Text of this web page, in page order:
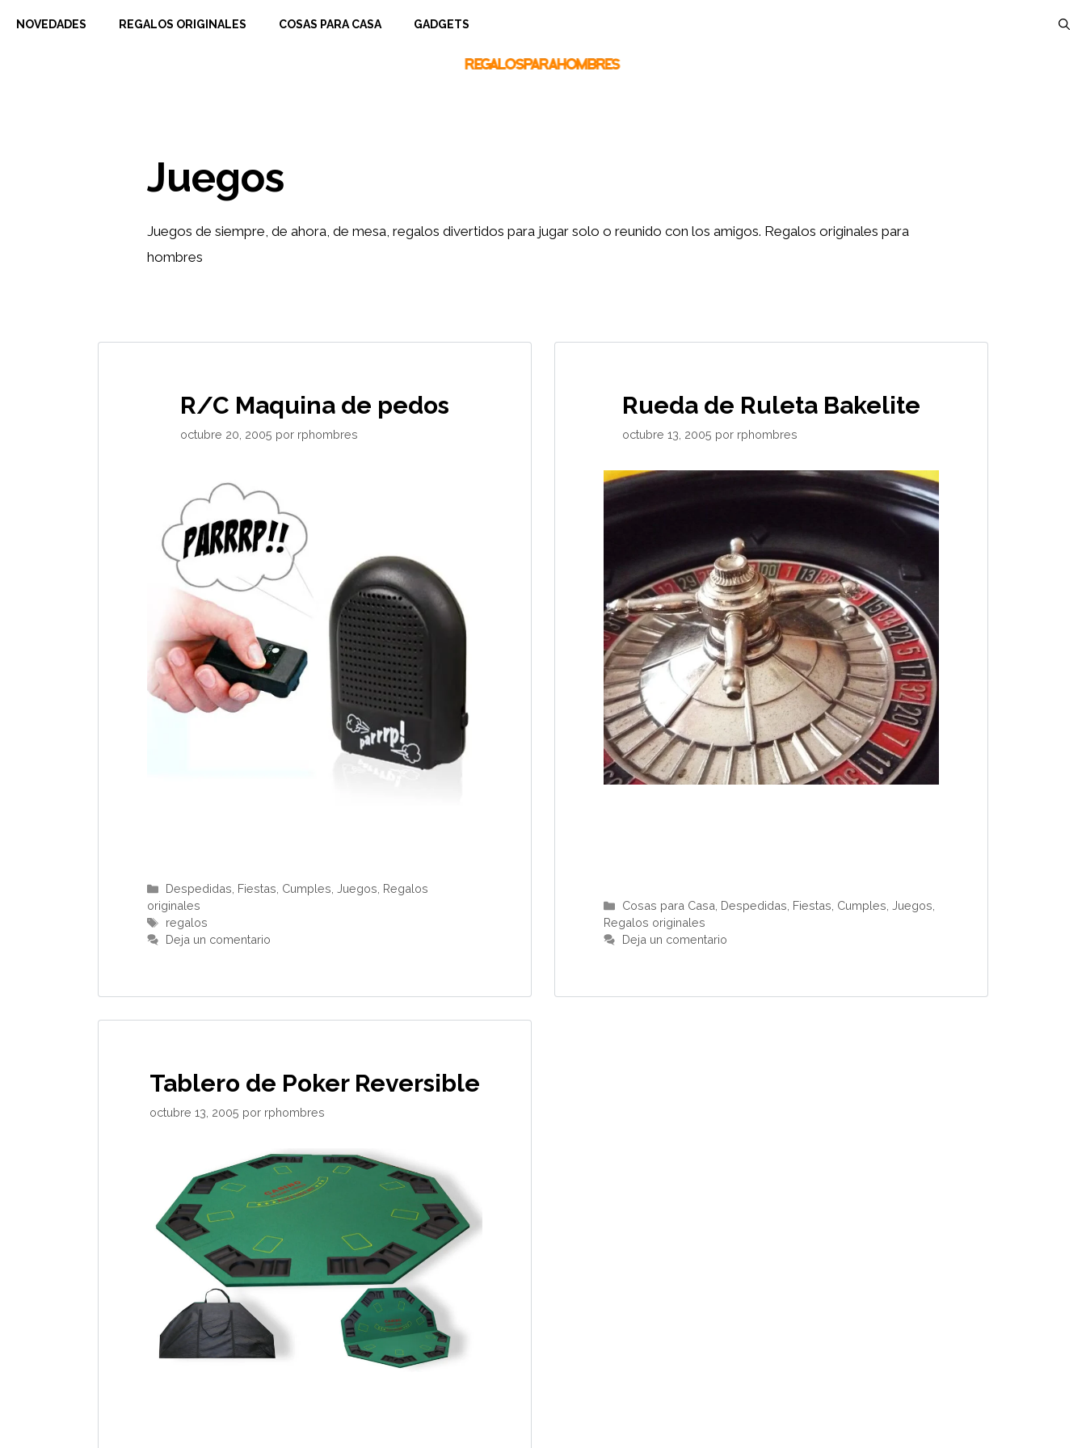
NOVEDADES REGALOS ORIGINALES COSAS PARA CASA GADGETS
Juegos
Juegos de siempre, de ahora, de mesa, regalos divertidos para jugar solo o reunido con los amigos. Regalos originales para
hombres
R/C Maquina de pedos
octubre 20, 2005 por rphombres
Categorías
Despedidas, Fiestas, Cumples ,Juegos Regalos
originales
Etiquetas
regalos
Deja un comentario
Rueda de Ruleta Bakelite
octubre 13, 2005 por rphombres
Categorías
Cosas para Casa Despedidas, Fiestas, Cumples ,Juegos
Regalos originales
Deja un comentario
Tablero de Poker Reversible
octubre 13, 2005 por rphombres